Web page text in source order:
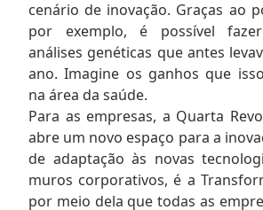
cenário de inovação. Graças ao
por exemplo, é possível
análises genéticas que antes
ano. Imagine os ganhos que
na área da saúde.
Para as empresas, a Quarta
abre um novo espaço para a
de adaptação às novas
muros corporativos, é a
por meio dela que todas as